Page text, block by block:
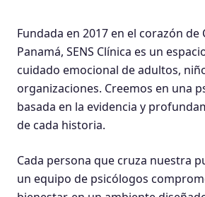
Fundada en 2017 en el corazón de
Panamá, SENS Clínica es un
cuidado emocional de adultos,
organizaciones. Creemos en una
basada en la evidencia y
de cada historia.
Cada persona que cruza nuestra
un equipo de psicólogos